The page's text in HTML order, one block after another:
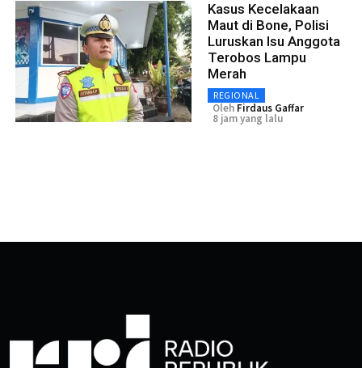
Kasus Kecelakaan
Maut di Bone, Polisi
Luruskan Isu Anggota
Terobos Lampu
Merah
REGIONAL
Oleh Firdaus Gaffar
8 jam yang lalu